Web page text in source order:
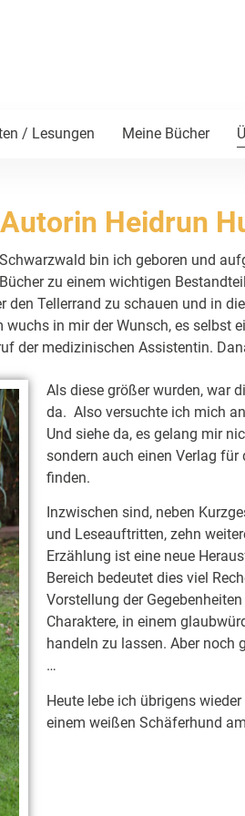
/ Lesungen Meine Bücher
Heidrun
bin ich geboren und
zu einem wichtigen
den Tellerrand zu schauen und in
in mir der Wunsch, es selbst
der medizinischen Assistentin.
Als diese größer wurden, war
da. Also versuchte ich mich
Und siehe da, es gelang mir
sondern auch einen Verlag
finden.
Inzwischen sind, neben
und Leseauftritten, zehn
Erzählung ist eine neue
Bereich bedeutet dies viel
Vorstellung der
Charaktere, in einem
handeln zu lassen. Aber noch
…
Heute lebe ich übrigens
einem weißen Schäferhund